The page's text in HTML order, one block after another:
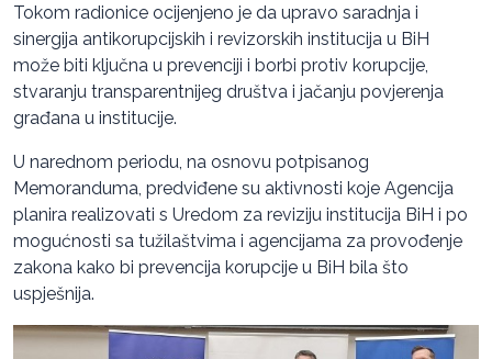
Tokom radionice ocijenjeno je da upravo saradnja i
sinergija antikorupcijskih i revizorskih institucija u BiH
može biti ključna u prevenciji i borbi protiv korupcije,
stvaranju transparentnijeg društva i jačanju povjerenja
građana u institucije.
U narednom periodu, na osnovu potpisanog
Memoranduma, predviđene su aktivnosti koje Agencija
planira realizovati s Uredom za reviziju institucija BiH i po
mogućnosti sa tužilaštvima i agencijama za provođenje
zakona kako bi prevencija korupcije u BiH bila što
uspješnija.